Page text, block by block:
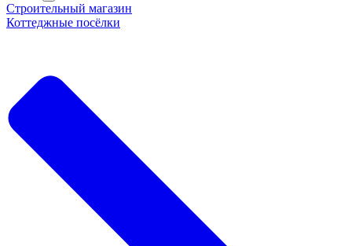
Строительный магазин
Коттеджные посёлки